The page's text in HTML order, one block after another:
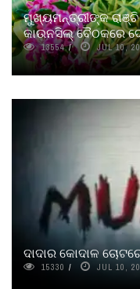
ମୁଖ୍ୟମନ୍ତ୍ରୀଙ୍କ
କାଉନସିଲ୍‌ ବୈଠକରେ
13554 JUL 10,
ଦାଦାର କୋଦାଳ
15330 JUL 10,